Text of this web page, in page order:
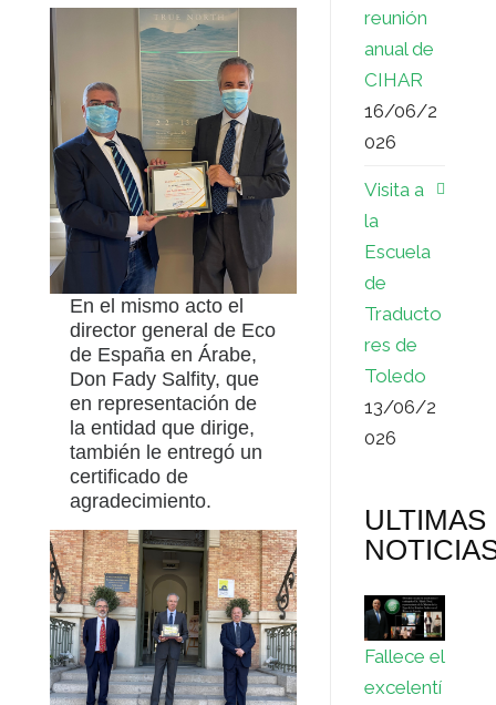
En el mismo acto el
director general de Eco
de España en Árabe,
Don Fady Salfity, que
en representación de
la entidad que dirige,
también le entregó un
certificado de
agradecimiento.
reunión
anual de
CIHAR
16/06/2
026
Visita a
la
Escuela
de
Traducto
res de
Toledo
13/06/2
026
ULTIMAS
Fallece el
excelentí